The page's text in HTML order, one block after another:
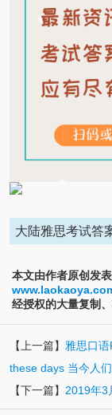
大陆雅思考试答
本文由作者原创发
经授权的大量复制
【上一篇】 雅思口
these days 当今人
【下一篇】 2019年3